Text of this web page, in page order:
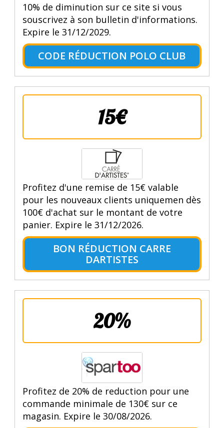
10% de diminution sur ce site si vous
souscrivez à son bulletin d'informations.
Expire le 31/12/2029.
CODE RÉDUCTION POLO CLUB
15€
Profitez d'une remise de 15€ valable
pour les nouveaux clients uniquemen dès
100€ d'achat sur le montant de votre
panier. Expire le 31/12/2026.
BON RÉDUCTION CARRE
DARTISTES
20%
Profitez de 20% de reduction pour une
commande minimale de 130€ sur ce
magasin. Expire le 30/08/2026.